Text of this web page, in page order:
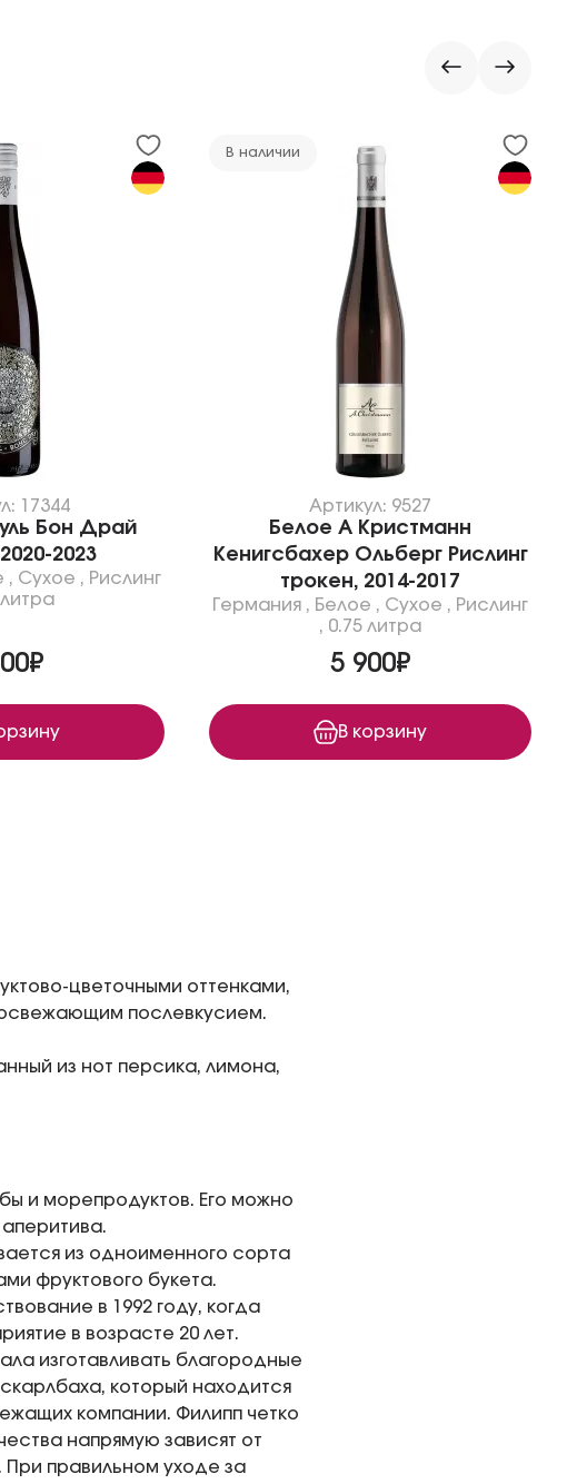
17344
Бон Драй
2023
, Сухое , Рислинг
В наличии
Артикул: 9527
Белое А Кристманн
Кенигсбахер Ольберг Рислинг
трокен, 2014-2017
Германия , Белое , Сухое , Рислинг
, 0.75 литра
5 900₽
В корзину
цветочными оттенками,
послевкусием.
из нот персика, лимона,
и морепродуктов. Его можно
из одноименного сорта
фруктового букета.
в 1992 году, когда
в возрасте 20 лет.
изготавливать благородные
который находится
компании. Филипп четко
напрямую зависят от
правильном уходе за